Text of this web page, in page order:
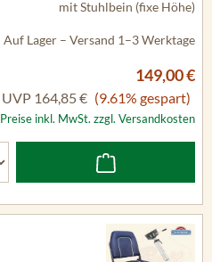
mit Stuhlbein (fixe Höhe)
Auf Lager – Versand 1–3 Werktage
149,00 €
UVP 164,85 € (9.61% gespart)
Preise inkl. MwSt. zzgl. Versandkosten